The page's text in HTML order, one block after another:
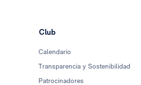
Club
Calendario
Transparencia y Sostenibilidad
Patrocinadores